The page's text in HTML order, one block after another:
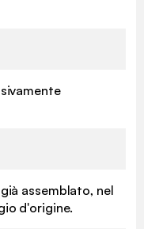
assemblato, nel
d'origine.